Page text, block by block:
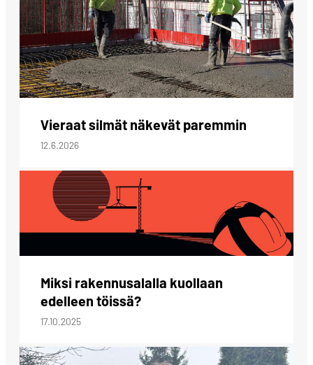
Vieraat silmät näkevät paremmin
12.6.2026
Miksi rakennusalalla kuollaan
edelleen töissä?
17.10.2025